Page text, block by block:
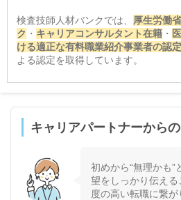
検査技師人材バンクでは、 厚生労働
ク ・ キャリアコンサルタント在籍・
ける適正な有料職業紹介事業者の認
よる認定を取得しています。
キャリアパートナーから
初めから“無理かも
望をしっかり伝え
度の高い転職に繋が